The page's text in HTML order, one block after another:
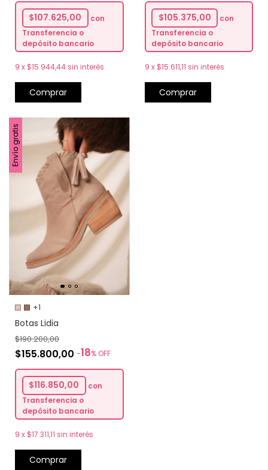
$107.625,00
con
Transferencia o
depósito bancario
9 x $15.944,44 sin interés
Comprar
$105.375,00
con
Transferencia o
depósito bancario
9 x $15.611,11 sin interés
Comprar
Envío gratis
+1
Botas Lidia
$155.800,00 -18% OFF
$190.200,00
$116.850,00
con
Transferencia o
depósito bancario
9 x $17.311,11 sin interés
Comprar